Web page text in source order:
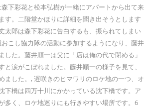
下彩花と松本弘樹が一緒にアパートから出て来
す。二階堂かほりに詳細を聞き出そうとします
太郎は森下彩花に告白するも、振られてしまい
こし協力隊の活動に参加するようになり、藤井
した。藤井順一は父に「店は俺の代で閉める」
と涙がこぼれました。藤井順一の様子を見て、
ました。, 遅咲きのヒマワリのロケ地の一つ、オ
下橋は四万十川にかかっている沈下橋です。ア
多く、ロケ地巡りにも行きやすい場所です。6